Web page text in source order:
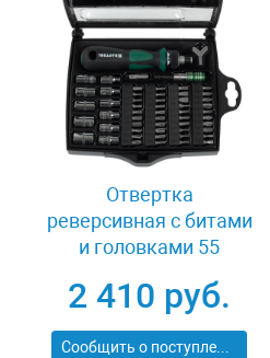
Отвертка
реверсивная с битами
и головками 55
EXPERT 25554-H55
2 410 руб.
Сообщить о поступлении